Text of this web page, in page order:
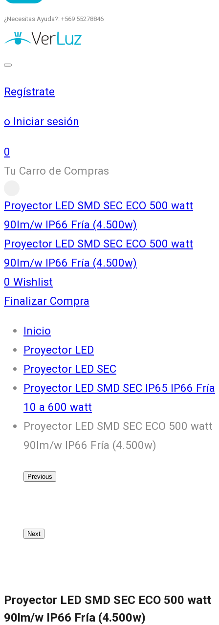
¿Necesitas Ayuda?: +569 55278846
Regístrate
o Iniciar sesión
0
Tu Carro de Compras
Proyector LED SMD SEC ECO 500 watt
90lm/w IP66 Fría (4.500w)
Proyector LED SMD SEC ECO 500 watt
90lm/w IP66 Fría (4.500w)
0 Wishlist
Finalizar Compra
Inicio
Proyector LED
Proyector LED SEC
Proyector LED SMD SEC IP65 IP66 Fría
10 a 600 watt
Proyector LED SMD SEC ECO 500 watt
90lm/w IP66 Fría (4.500w)
Previous
Next
Proyector LED SMD SEC ECO 500 watt
90lm/w IP66 Fría (4.500w)